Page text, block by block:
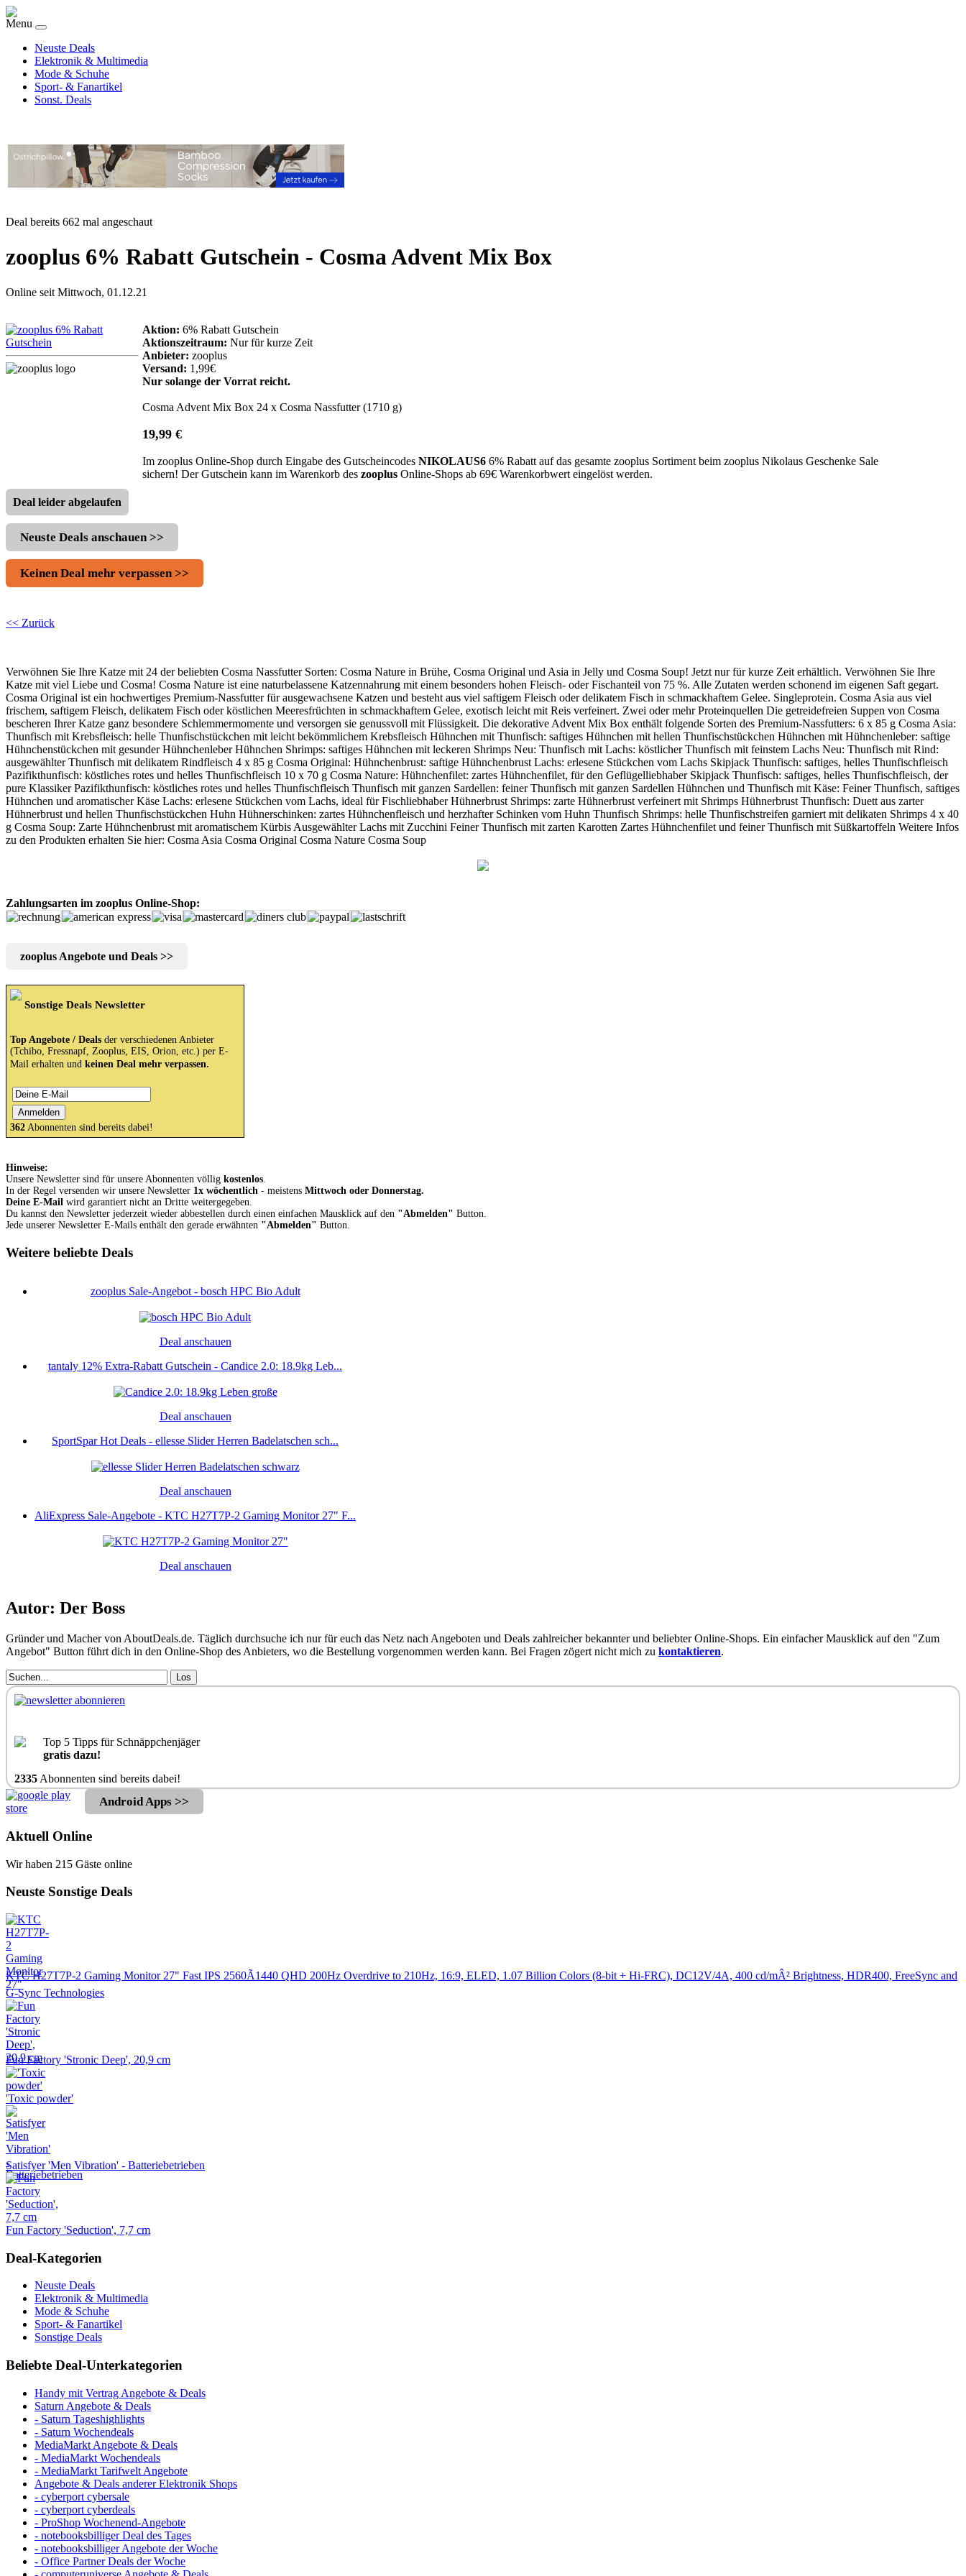
Menu
Neuste Deals
Elektronik & Multimedia
Mode & Schuhe
Sport- & Fanartikel
Sonst. Deals
Deal bereits 662 mal angeschaut
zooplus 6% Rabatt Gutschein - Cosma Advent Mix Box
Online seit Mittwoch, 01.12.21
Aktion: 6% Rabatt Gutschein
Aktionszeitraum: Nur für kurze Zeit
Anbieter: zooplus
Versand: 1,99€
Nur solange der Vorrat reicht.
Cosma Advent Mix Box 24 x Cosma Nassfutter (1710 g)
19,99 €
Im zooplus Online-Shop durch Eingabe des Gutscheincodes NIKOLAUS6 6% Rabatt auf das gesamte zooplus Sortiment beim zooplus Nikolaus Geschenke Sale
sichern! Der Gutschein kann im Warenkorb des zooplus Online-Shops ab 69€ Warenkorbwert eingelöst werden.
Deal leider abgelaufen
Neuste Deals anschauen >>
Keinen Deal mehr verpassen >>
<< Zurück
Verwöhnen Sie Ihre Katze mit 24 der beliebten Cosma Nassfutter Sorten: Cosma Nature in Brühe, Cosma Original und Asia in Jelly und Cosma Soup! Jetzt nur für kurze Zeit erhältlich. Verwöhnen Sie Ihre
Katze mit viel Liebe und Cosma! Cosma Nature ist eine naturbelassene Katzennahrung mit einem besonders hohen Fleisch- oder Fischanteil von 75 %. Alle Zutaten werden schonend im eigenen Saft gegart.
Cosma Original ist ein hochwertiges Premium-Nassfutter für ausgewachsene Katzen und besteht aus viel saftigem Fleisch oder delikatem Fisch in schmackhaftem Gelee. Singleprotein. Cosma Asia aus viel
frischem, saftigem Fleisch, delikatem Fisch oder köstlichen Meeresfrüchten in schmackhaftem Gelee, exotisch leicht mit Reis verfeinert. Zwei oder mehr Proteinquellen Die getreidefreien Suppen von Cosma
bescheren Ihrer Katze ganz besondere Schlemmermomente und versorgen sie genussvoll mit Flüssigkeit. Die dekorative Advent Mix Box enthält folgende Sorten des Premium-Nassfutters: 6 x 85 g Cosma Asia:
Thunfisch mit Krebsfleisch: helle Thunfischstückchen mit leicht bekömmlichem Krebsfleisch Hühnchen mit Thunfisch: saftiges Hühnchen mit hellen Thunfischstückchen Hühnchen mit Hühnchenleber: saftige
Hühnchenstückchen mit gesunder Hühnchenleber Hühnchen Shrimps: saftiges Hühnchen mit leckeren Shrimps Neu: Thunfisch mit Lachs: köstlicher Thunfisch mit feinstem Lachs Neu: Thunfisch mit Rind:
ausgewählter Thunfisch mit delikatem Rindfleisch 4 x 85 g Cosma Original: Hühnchenbrust: saftige Hühnchenbrust Lachs: erlesene Stückchen vom Lachs Skipjack Thunfisch: saftiges, helles Thunfischfleisch
Pazifikthunfisch: köstliches rotes und helles Thunfischfleisch 10 x 70 g Cosma Nature: Hühnchenfilet: zartes Hühnchenfilet, für den Geflügelliebhaber Skipjack Thunfisch: saftiges, helles Thunfischfleisch, der
pure Klassiker Pazifikthunfisch: köstliches rotes und helles Thunfischfleisch Thunfisch mit ganzen Sardellen: feiner Thunfisch mit ganzen Sardellen Hühnchen und Thunfisch mit Käse: Feiner Thunfisch, saftiges
Hühnchen und aromatischer Käse Lachs: erlesene Stückchen vom Lachs, ideal für Fischliebhaber Hühnerbrust Shrimps: zarte Hühnerbrust verfeinert mit Shrimps Hühnerbrust Thunfisch: Duett aus zarter
Hühnerbrust und hellen Thunfischstückchen Huhn Hühnerschinken: zartes Hühnchenfleisch und herzhafter Schinken vom Huhn Thunfisch Shrimps: helle Thunfischstreifen garniert mit delikaten Shrimps 4 x 40
g Cosma Soup: Zarte Hühnchenbrust mit aromatischem Kürbis Ausgewählter Lachs mit Zucchini Feiner Thunfisch mit zarten Karotten Zartes Hühnchenfilet und feiner Thunfisch mit Süßkartoffeln Weitere Infos
zu den Produkten erhalten Sie hier: Cosma Asia Cosma Original Cosma Nature Cosma Soup
Zahlungsarten im zooplus Online-Shop:
zooplus Angebote und Deals >>
Sonstige Deals Newsletter
Top Angebote / Deals der verschiedenen Anbieter
(Tchibo, Fressnapf, Zooplus, EIS, Orion, etc.) per E-
Mail erhalten und keinen Deal mehr verpassen.
362 Abonnenten sind bereits dabei!
Hinweise:
Unsere Newsletter sind für unsere Abonnenten völlig kostenlos
In der Regel versenden wir unsere Newsletter 1x wöchentlich - meistens Mittwoch oder Donnerstag.
Deine E-Mail wird garantiert nicht an Dritte weitergegeben.
Du kannst den Newsletter jederzeit wieder abbestellen durch einen einfachen Mausklick auf den "Abmelden" Button.
Jede unserer Newsletter E-Mails enthält den gerade erwähnten "Abmelden" Button.
Weitere beliebte Deals
zooplus Sale-Angebot - bosch HPC Bio Adult
Deal anschauen
tantaly 12% Extra-Rabatt Gutschein - Candice 2.0: 18.9kg Leb...
Deal anschauen
SportSpar Hot Deals - ellesse Slider Herren Badelatschen sch...
Deal anschauen
AliExpress Sale-Angebote - KTC H27T7P-2 Gaming Monitor 27" F...
Deal anschauen
Autor: Der Boss
Gründer und Macher von AboutDeals.de. Täglich durchsuche ich nur für euch das Netz nach Angeboten und Deals zahlreicher bekannter und beliebter Online-Shops. Ein einfacher Mausklick auf den "Zum
Angebot" Button führt dich in den Online-Shop des Anbieters, wo die Bestellung vorgenommen werden kann. Bei Fragen zögert nicht mich zu kontaktieren.
Los
Top 5 Tipps für Schnäppchenjäger
gratis dazu!
2335 Abonnenten sind bereits dabei!
Android Apps >>
Aktuell Online
Wir haben 215 Gäste online
Neuste Sonstige Deals
KTC H27T7P-2 Gaming Monitor 27" Fast IPS 2560Ã1440 QHD 200Hz Overdrive to 210Hz, 16:9, ELED, 1.07 Billion Colors (8-bit + Hi-FRC), DC12V/4A, 400 cd/mÂ² Brightness, HDR400, FreeSync and
G-Sync Technologies
Fun Factory 'Stronic Deep', 20,9 cm
'Toxic powder'
Satisfyer 'Men Vibration' - Batteriebetrieben
Fun Factory 'Seduction', 7,7 cm
Deal-Kategorien
Neuste Deals
Elektronik & Multimedia
Mode & Schuhe
Sport- & Fanartikel
Sonstige Deals
Beliebte Deal-Unterkategorien
Handy mit Vertrag Angebote & Deals
Saturn Angebote & Deals
- Saturn Tageshighlights
- Saturn Wochendeals
MediaMarkt Angebote & Deals
- MediaMarkt Wochendeals
- MediaMarkt Tarifwelt Angebote
Angebote & Deals anderer Elektronik Shops
- cyberport cybersale
- cyberport cyberdeals
- ProShop Wochenend-Angebote
- notebooksbilliger Deal des Tages
- notebooksbilliger Angebote der Woche
- Office Partner Deals der Woche